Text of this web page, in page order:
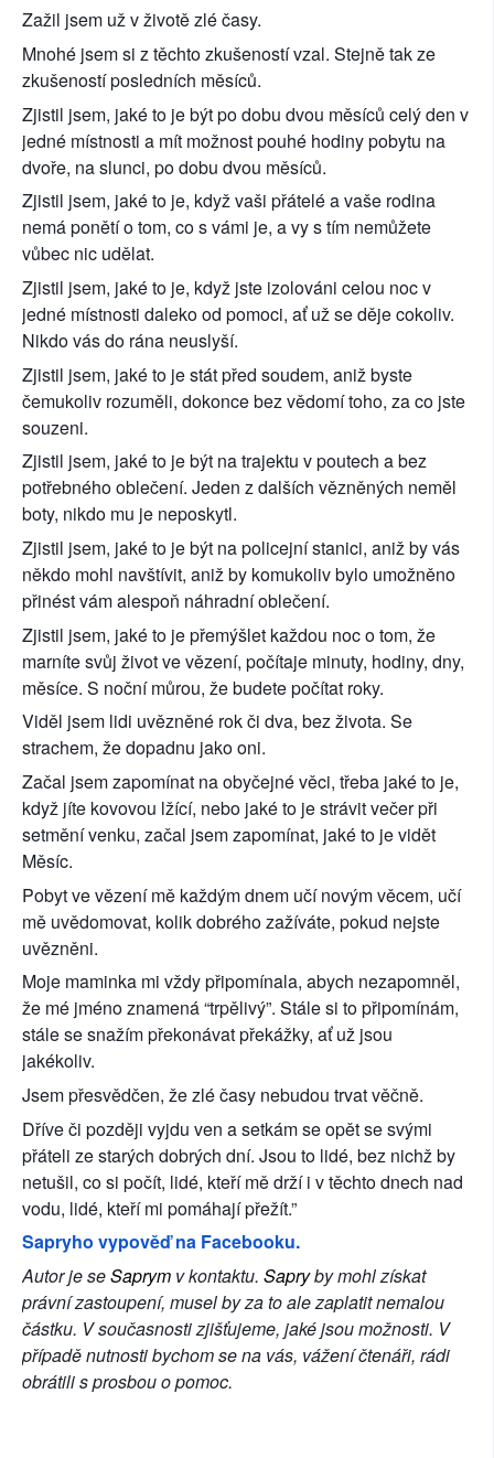
Zažil jsem už v životě zlé časy.
Mnohé jsem si z těchto zkušeností vzal. Stejně tak ze
zkušeností posledních měsíců.
Zjistil jsem, jaké to je být po dobu dvou měsíců celý den v
jedné místnosti a mít možnost pouhé hodiny pobytu na
dvoře, na slunci, po dobu dvou měsíců.
Zjistil jsem, jaké to je, když vaši přátelé a vaše rodina
nemá ponětí o tom, co s vámi je, a vy s tím nemůžete
vůbec nic udělat.
Zjistil jsem, jaké to je, když jste izolováni celou noc v
jedné místnosti daleko od pomoci, ať už se děje cokoliv.
Nikdo vás do rána neuslyší.
Zjistil jsem, jaké to je stát před soudem, aniž byste
čemukoliv rozuměli, dokonce bez vědomí toho, za co jste
souzeni.
Zjistil jsem, jaké to je být na trajektu v poutech a bez
potřebného oblečení. Jeden z dalších vězněných neměl
boty, nikdo mu je neposkytl.
Zjistil jsem, jaké to je být na policejní stanici, aniž by vás
někdo mohl navštívit, aniž by komukoliv bylo umožněno
přinést vám alespoň náhradní oblečení.
Zjistil jsem, jaké to je přemýšlet každou noc o tom, že
marníte svůj život ve vězení, počítaje minuty, hodiny, dny,
měsíce. S noční můrou, že budete počítat roky.
Viděl jsem lidi uvězněné rok či dva, bez života. Se
strachem, že dopadnu jako oni.
Začal jsem zapomínat na obyčejné věci, třeba jaké to je,
když jíte kovovou lžící, nebo jaké to je strávit večer při
setmění venku, začal jsem zapomínat, jaké to je vidět
Měsíc.
Pobyt ve vězení mě každým dnem učí novým věcem, učí
mě uvědomovat, kolik dobrého zažíváte, pokud nejste
uvězněni.
Moje maminka mi vždy připomínala, abych nezapomněl,
že mé jméno znamená “trpělivý”. Stále si to připomínám,
stále se snažím překonávat překážky, ať už jsou
jakékoliv.
Jsem přesvědčen, že zlé časy nebudou trvat věčně.
Dříve či později vyjdu ven a setkám se opět se svými
přáteli ze starých dobrých dní. Jsou to lidé, bez nichž by
netušil, co si počít, lidé, kteří mě drží i v těchto dnech nad
vodu, lidé, kteří mi pomáhají přežít.”
Sapryho vypověď na Facebooku.
Autor je se Saprym v kontaktu. Sapry by mohl získat
právní zastoupení, musel by za to ale zaplatit nemalou
částku. V současnosti zjišťujeme, jaké jsou možnosti. V
případě nutnosti bychom se na vás, vážení čtenáři, rádi
obrátili s prosbou o pomoc.